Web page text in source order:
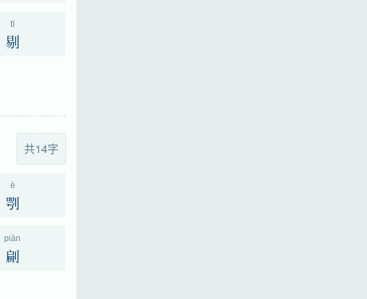
tī
剔
共14字
è
㓵
piàn
㓲